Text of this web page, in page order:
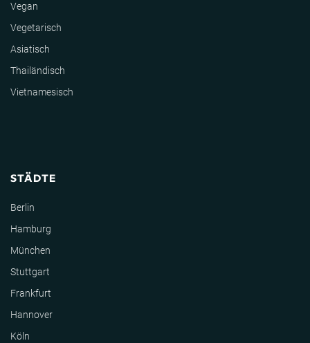
Vegan
Vegetarisch
Asiatisch
Thailändisch
Vietnamesisch
STÄDTE
Berlin
Hamburg
München
Stuttgart
Frankfurt
Hannover
Köln